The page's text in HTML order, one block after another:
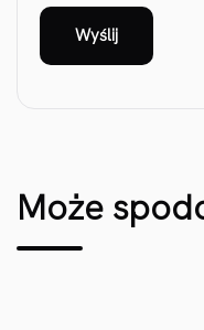
Może